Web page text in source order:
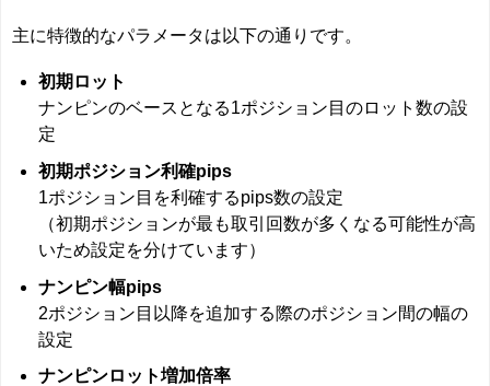
主に特徴的なパラメータは以下の通りです。
初期ロット
ナンピンのベースとなる1ポジション目のロット数の設
定
初期ポジション利確pips
1ポジション目を利確するpips数の設定
（初期ポジションが最も取引回数が多くなる可能性が高
いため設定を分けています）
ナンピン幅pips
2ポジション目以降を追加する際のポジション間の幅の
設定
ナンピンロット増加倍率